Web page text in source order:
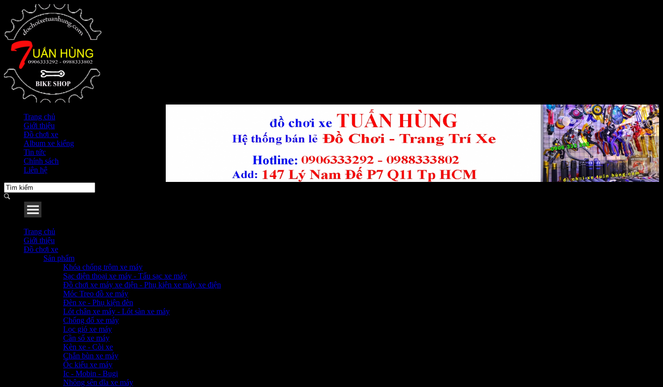
Trang chủ
Giới thiệu
Đồ chơi xe
Album xe kiểng
Tin tức
Chính sách
Liên hệ
Trang chủ
Giới thiệu
Đồ chơi xe
Sản phẩm
Khóa chống trộm xe máy
Sạc điện thoại xe máy - Tẩu sạc xe máy
Đồ chơi xe máy xe điện - Phụ kiện xe máy xe điện
Móc Treo đồ xe máy
Đèn xe - Phụ kiện đèn
Lót chân xe máy - Lót sàn xe máy
Chống đổ xe máy
Lọc gió xe máy
Cần số xe máy
Kèn xe - Còi xe
Chắn bùn xe máy
Ốc kiểu xe máy
Ic - Mobin - Bugi
Nhông sên dĩa xe máy